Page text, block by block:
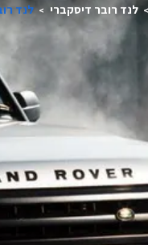
לנד רובר דיסקברי לנד